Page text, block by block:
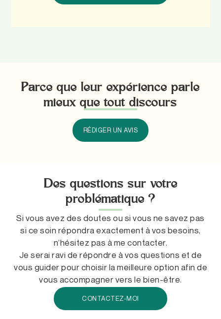
Parce que leur expérience parle
mieux que tout discours
RÉDIGER UN AVIS
Des questions sur votre
problématique ?
Si vous avez des doutes ou si vous ne savez pas
si ce soin répondra exactement à vos besoins,
n’hésitez pas à me contacter.
Je serai ravi de répondre à vos questions et de
vous guider pour choisir la meilleure option afin de
vous accompagner vers le bien-être.
CONTACTEZ-MOI